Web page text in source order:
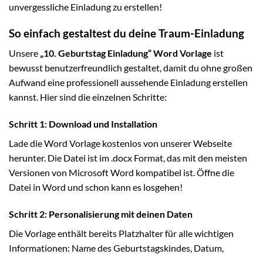
unvergessliche Einladung zu erstellen!
So einfach gestaltest du deine Traum-Einladung
Unsere „10. Geburtstag Einladung“ Word Vorlage ist
bewusst benutzerfreundlich gestaltet, damit du ohne großen
Aufwand eine professionell aussehende Einladung erstellen
kannst. Hier sind die einzelnen Schritte:
Schritt 1: Download und Installation
Lade die Word Vorlage kostenlos von unserer Webseite
herunter. Die Datei ist im .docx Format, das mit den meisten
Versionen von Microsoft Word kompatibel ist. Öffne die
Datei in Word und schon kann es losgehen!
Schritt 2: Personalisierung mit deinen Daten
Die Vorlage enthält bereits Platzhalter für alle wichtigen
Informationen: Name des Geburtstagskindes, Datum,